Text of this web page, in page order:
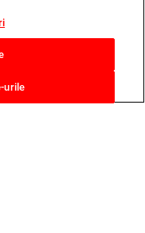
urile